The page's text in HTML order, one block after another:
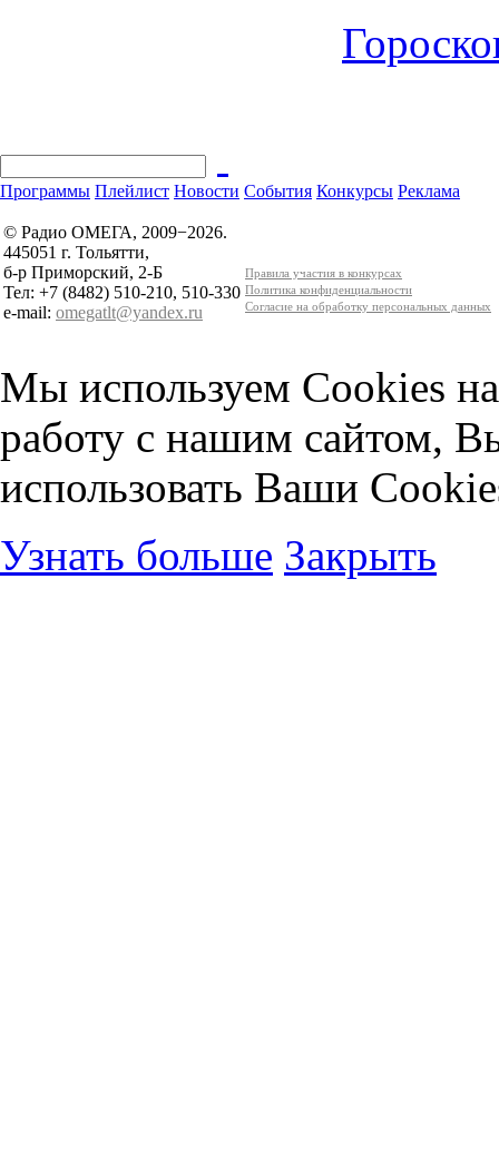
Программы Плейлист Новости События Конкурсы Реклама
© Радио ОМЕГА, 2009−2026.
445051 г. Тольятти,
б-р Приморский, 2-Б
Тел: +7 (8482) 510-210, 510-330
e-mail: omegatlt@yandex.ru
Правила участия в конкурсах
Политика конфиденциальности
Согласие на обработку персональных данных
Мы используем Cookies
работу с нашим сайтом,
использовать Ваши
Узнать больше Закрыть